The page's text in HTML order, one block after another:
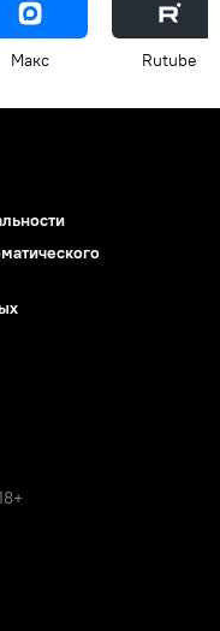
Макс Rutube